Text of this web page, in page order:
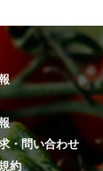
・問い合わせ
約